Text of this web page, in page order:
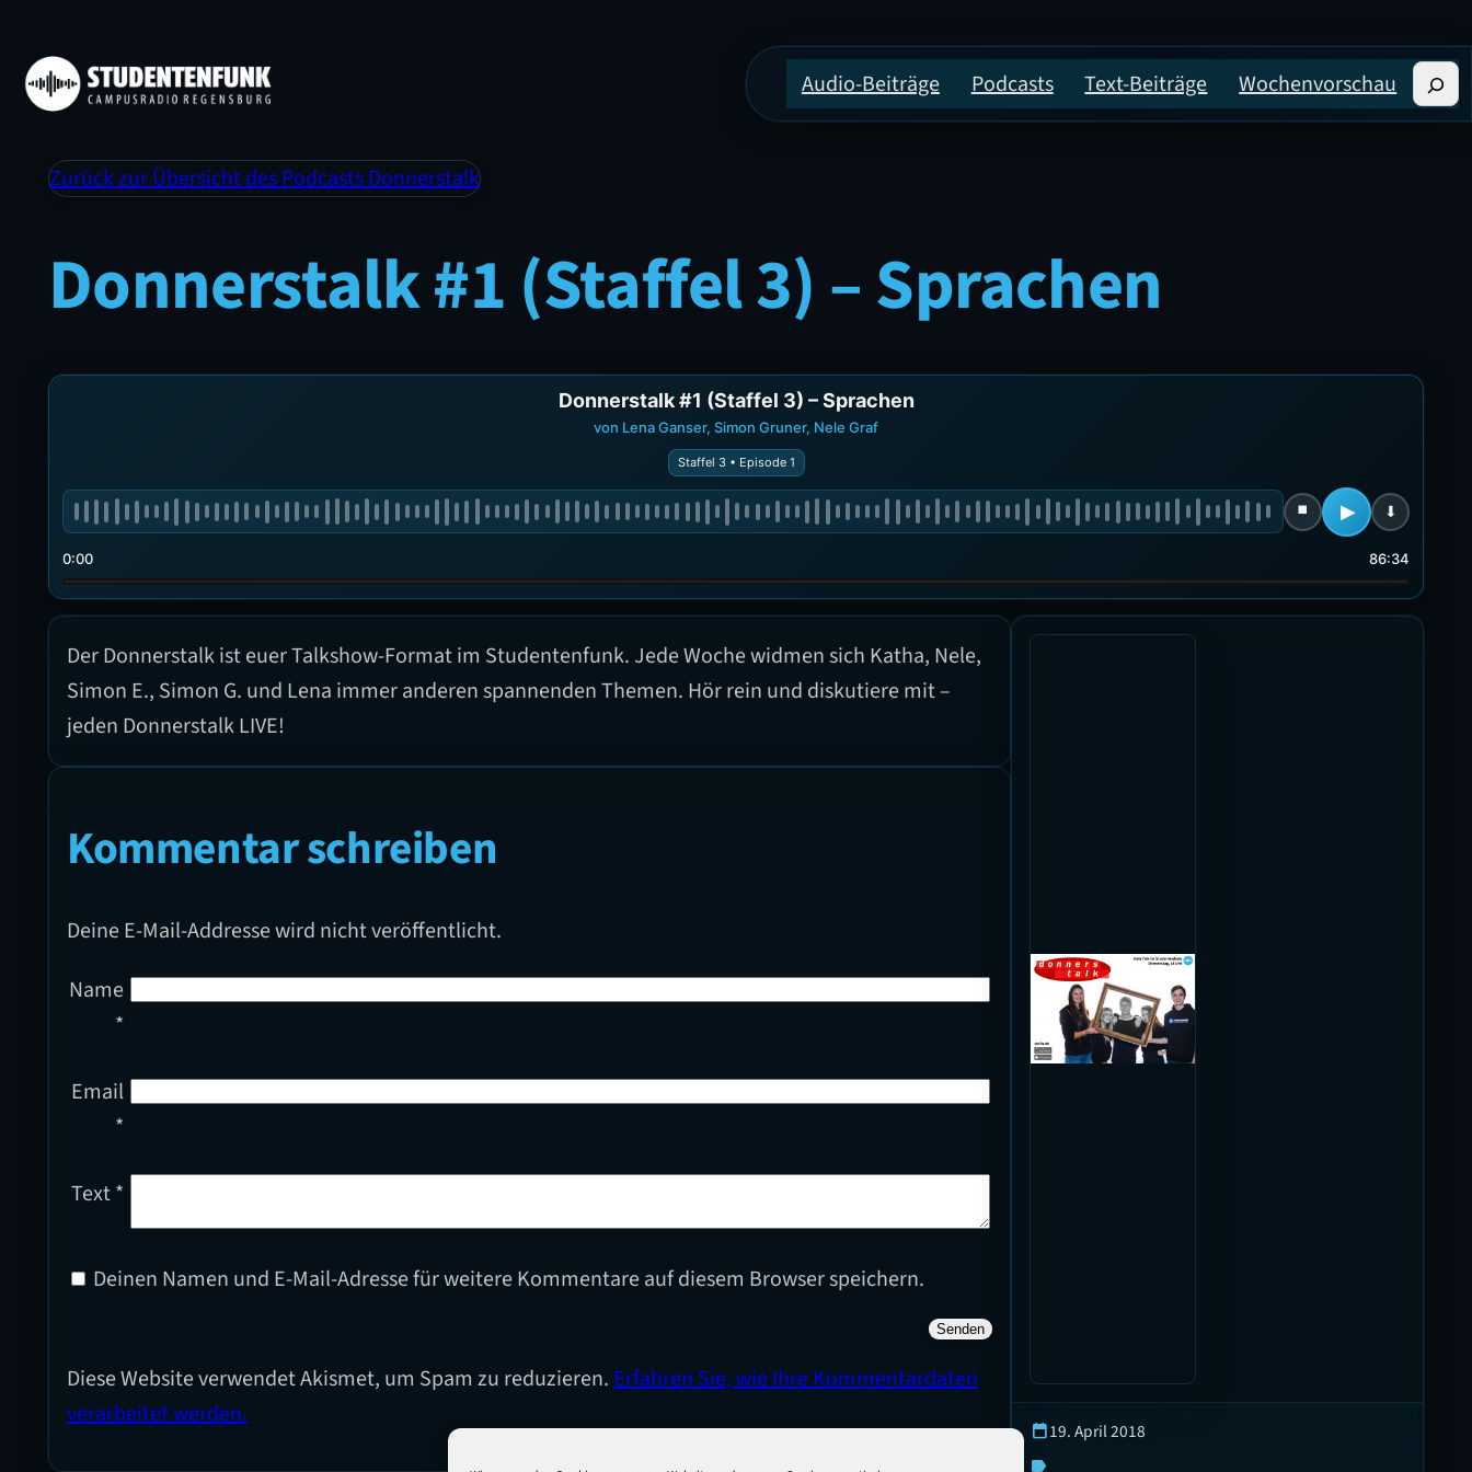
Audio-Beiträge Podcasts Text-Beiträge Wochenvorschau
Zurück zur Übersicht des Podcasts Donnerstalk
Donnerstalk #1 (Staffel 3) – Sprachen
Donnerstalk #1 (Staffel 3) – Sprachen
von Lena Ganser, Simon Gruner, Nele Graf
Staffel 3 • Episode 1
0:00 86:34
Der Donnerstalk ist euer Talkshow-Format im Studentenfunk. Jede Woche widmen sich Katha, Nele,
Simon E., Simon G. und Lena immer anderen spannenden Themen. Hör rein und diskutiere mit –
jeden Donnerstalk LIVE!
Kommentar schreiben
Deine E-Mail-Addresse wird nicht veröffentlicht.
Name
*
Email
*
Text*
Deinen Namen und E-Mail-Adresse für weitere Kommentare auf diesem Browser speichern.
Diese Website verwendet Akismet, um Spam zu reduzieren.Erfahren Sie, wie Ihre Kommentardaten
verarbeitet werden.
calendar_today19. April 2018
label